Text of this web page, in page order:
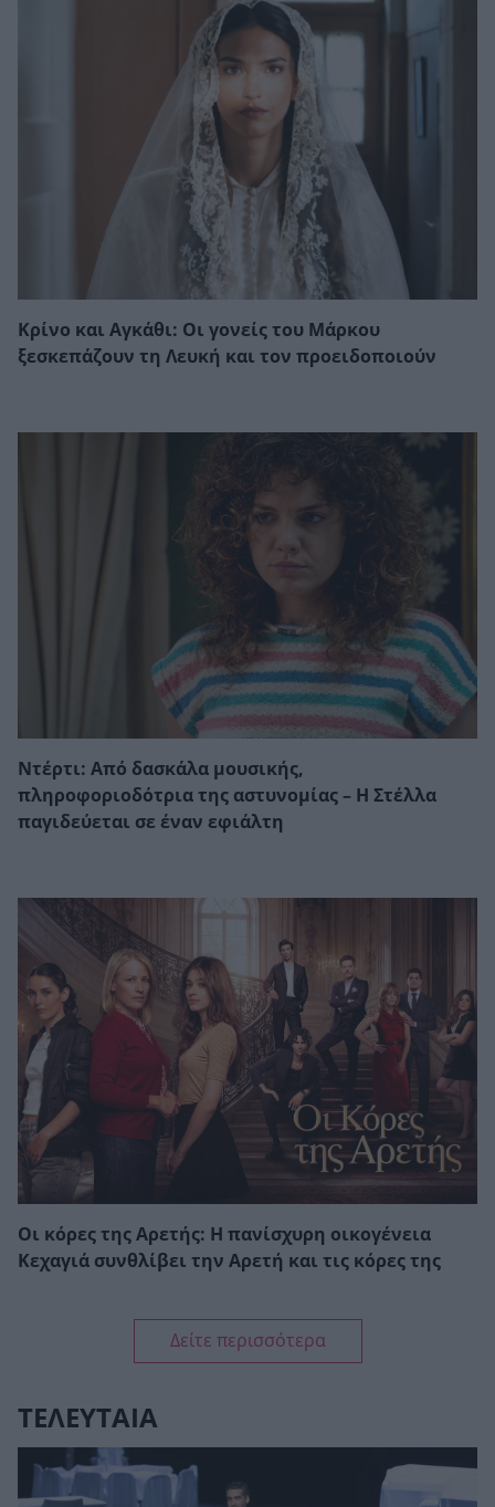
Κρίνο και Αγκάθι: Οι γονείς του Μάρκου
ξεσκεπάζουν τη Λευκή και τον προειδοποιούν
Ντέρτι: Από δασκάλα μουσικής,
πληροφοριοδότρια της αστυνομίας – Η Στέλλα
παγιδεύεται σε έναν εφιάλτη
Οι κόρες της Αρετής: Η πανίσχυρη οικογένεια
Κεχαγιά συνθλίβει την Αρετή και τις κόρες της
Δείτε περισσότερα
ΤΕΛΕΥΤΑΙΑ